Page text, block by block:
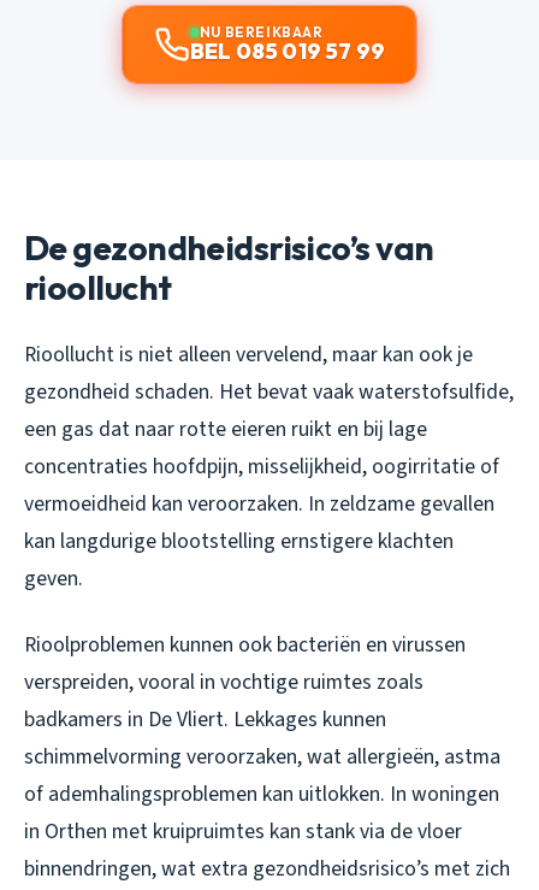
NU BEREIKBAAR
BEL 085 019 57 99
De gezondheidsrisico’s van
rioollucht
Rioollucht is niet alleen vervelend, maar kan ook je
gezondheid schaden. Het bevat vaak waterstofsulfide,
een gas dat naar rotte eieren ruikt en bij lage
concentraties hoofdpijn, misselijkheid, oogirritatie of
vermoeidheid kan veroorzaken. In zeldzame gevallen
kan langdurige blootstelling ernstigere klachten
geven.
Rioolproblemen kunnen ook bacteriën en virussen
verspreiden, vooral in vochtige ruimtes zoals
badkamers in De Vliert. Lekkages kunnen
schimmelvorming veroorzaken, wat allergieën, astma
of ademhalingsproblemen kan uitlokken. In woningen
in Orthen met kruipruimtes kan stank via de vloer
binnendringen, wat extra gezondheidsrisico’s met zich